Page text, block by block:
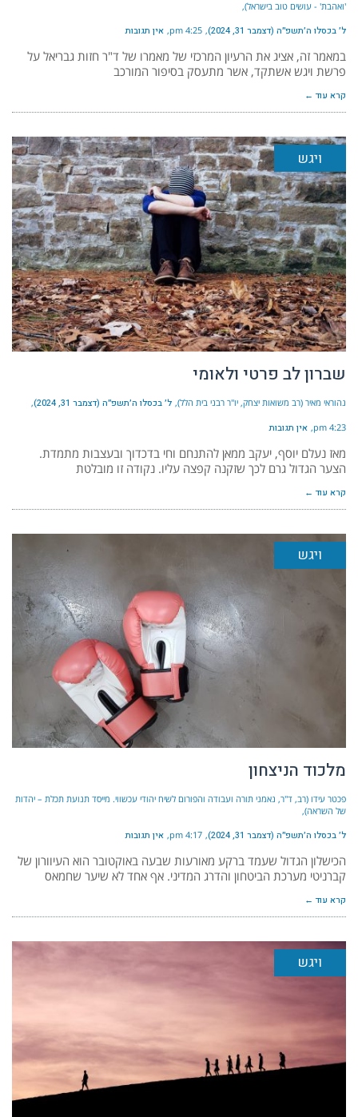
'ואהבת' - עושים טוב בישראל)
ל׳ בכסלו ה׳תשפ״ה (דצמבר 31, 2024) 4:25 pm אין תגובות
במאמר זה, אציג את הרעיון המרכזי של מאמרו של ד"ר חזות גבריאל על
פרשת ויגש אשתקד, אשר מתעסק בסיפור המורכב
קרא עוד ←
ויגש
שברון לב פרטי ולאומי
נהוראי מאיר (רב משואות יצחק, יו"ר רבני בית הלל) ל׳ בכסלו ה׳תשפ״ה (דצמבר 31, 2024)
4:23 pm אין תגובות
מאז נעלם יוסף, יעקב ממאן להתנחם וחי בדכדוך ובעצבות מתמדת.
הצער הגדול גרם לכך שזקנה קפצה עליו. נקודה זו מובלטת
קרא עוד ←
ויגש
מלכוד הניצחון
פכטר עידו (רב, ד"ר, נאמני תורה ועבודה והפורום לשיח יהודי עכשווי. מייסד תנועת תכלת – יהדות
של השראה)
ל׳ בכסלו ה׳תשפ״ה (דצמבר 31, 2024) 4:17 pm אין תגובות
הכישלון הגדול שעמד ברקע מאורעות שבעה באוקטובר הוא העיוורון של
קברניטי מערכת הביטחון והדרג המדיני. אף אחד לא שיער שחמאס
קרא עוד ←
ויגש